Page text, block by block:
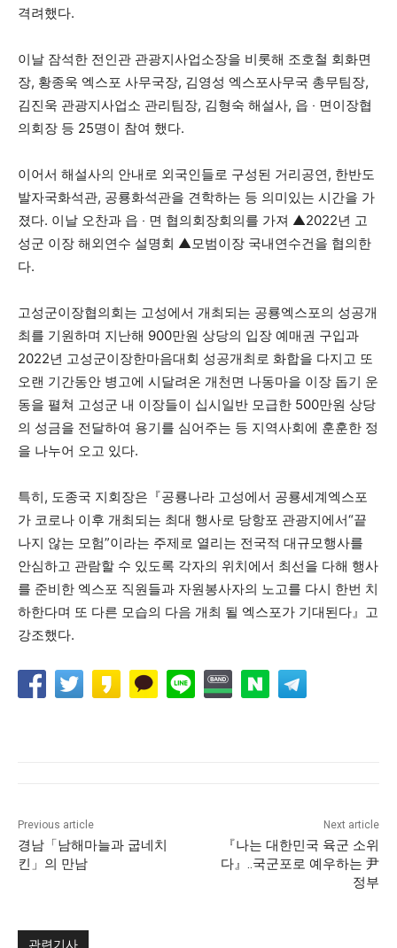
격려했다.
이날 잠석한 전인관 관광지사업소장을 비롯해 조호철 회화면
장, 황종욱 엑스포 사무국장, 김영성 엑스포사무국 총무팀장,
김진욱 관광지사업소 관리팀장, 김형숙 해설사, 읍 ‧ 면이장협
의회장 등 25명이 참여 했다.
이어서 해설사의 안내로 외국인들로 구성된 거리공연, 한반도
발자국화석관, 공룡화석관을 견학하는 등 의미있는 시간을 가
졌다. 이날 오찬과 읍 ‧ 면 협의회장회의를 가져 ▲2022년 고
성군 이장 해외연수 설명회 ▲모범이장 국내연수건을 협의한
다.
고성군이장협의회는 고성에서 개최되는 공룡엑스포의 성공개
최를 기원하며 지난해 900만원 상당의 입장 예매권 구입과
2022년 고성군이장한마음대회 성공개최로 화합을 다지고 또
오랜 기간동안 병고에 시달려온 개천면 나동마을 이장 돕기 운
동을 펼쳐 고성군 내 이장들이 십시일반 모급한 500만원 상당
의 성금을 전달하여 용기를 심어주는 등 지역사회에 훈훈한 정
을 나누어 오고 있다.
특히, 도종국 지회장은『공룡나라 고성에서 공룡세계엑스포
가 코로나 이후 개최되는 최대 행사로 당항포 관광지에서“끝
나지 않는 모험”이라는 주제로 열리는 전국적 대규모행사를
안심하고 관람할 수 있도록 각자의 위치에서 최선을 다해 행사
를 준비한 엑스포 직원들과 자원봉사자의 노고를 다시 한번 치
하한다며 또 다른 모습의 다음 개최 될 엑스포가 기대된다』고
강조했다.
Previous article
경남「남해마늘과 굽네치
킨」의 만남
Next article
『나는 대한민국 육군 소위
다』..국군포로 예우하는 尹
정부
관련기사